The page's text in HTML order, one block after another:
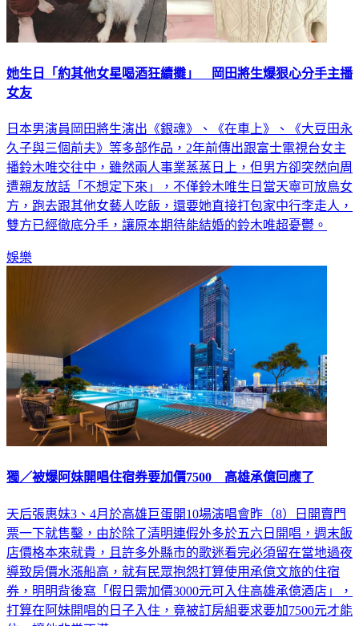
她生日「約其他女星喝酒狂續攤」 岡田將生爆狠心分手主播
女友
日本男演員岡田將生演出《銀魂》、《在車上》、《大豆田永
久子與三個前夫》等多部作品，2年前傳出跟富士電視台女主
播鈴木唯交往中，雖然兩人事業蒸蒸日上，但男方卻突然向周
遭親友放話「不想定下來」，不僅鈴木唯生日當天寧可放鳥女
方，跑去跟其他女藝人吃飯，還要她直接打包家中行李走人，
雙方已經徹底分手，讓原本期待能結婚的鈴木唯超憂鬱。
娛樂
獨／被爆阿妹開唱住宿券要加價7500 高雄承億回應了
天后張惠妹3、4月於高雄巨蛋開10場演唱會昨（8）日開賣門
票一下就售鑿，由於除了清明連假外多於五六日開唱，週末飯
店價格本來就貴，且許多外縣市的歌迷看完必須留在當地過夜
導致房價水漲船高，就有民眾抱怨打算使用承億文旅的住宿
券，明明背後寫「假日需加價3000元可入住高雄承億酒店」，
打算在阿妹開唱的日子入住，竟被訂房組要求要加7500元才能